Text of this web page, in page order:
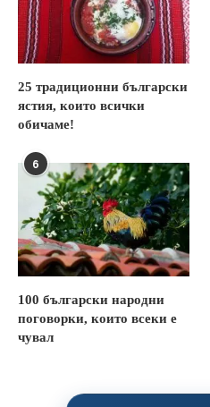
25 традиционни български
ястия, които всички
обичаме!
6
100 български народни
поговорки, които всеки е
чувал